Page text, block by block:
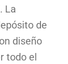
La
de
diseño
todo el